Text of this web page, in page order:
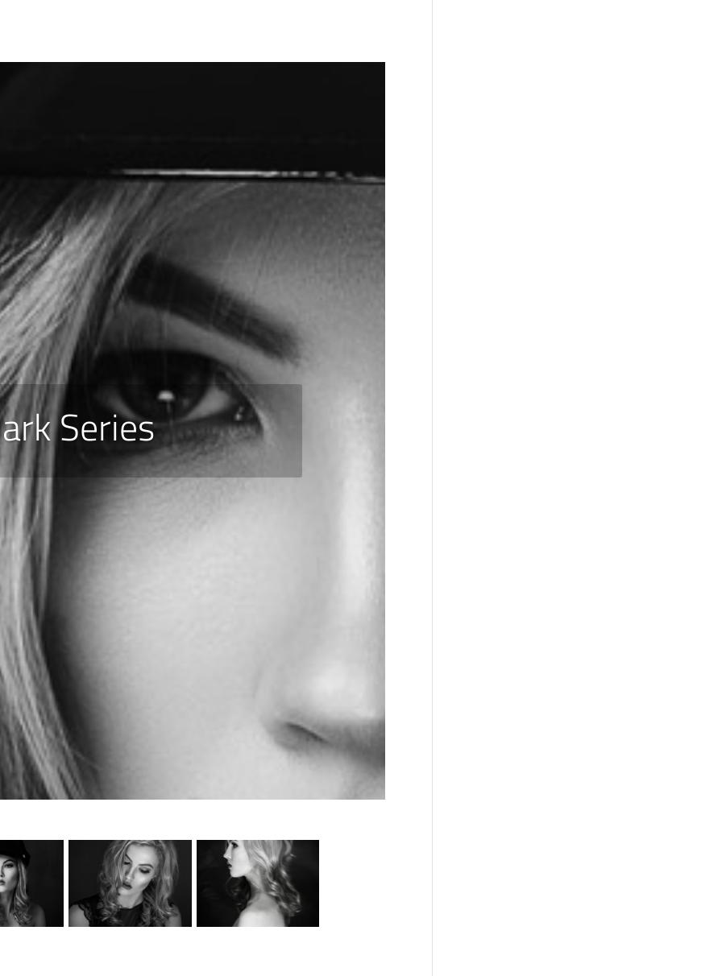
Series